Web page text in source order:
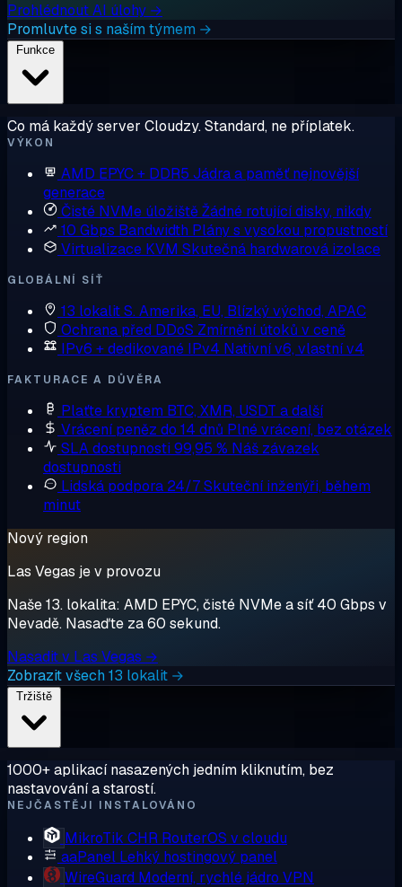
Prohlédnout AI úlohy →
Promluvte si s naším týmem →
Co má každý server Cloudzy. Standard, ne příplatek.
VÝKON
AMD EPYC + DDR5 Jádra a paměť nejnovější
generace
Čisté NVMe úložištěŽádné rotující disky, nikdy
10 Gbps Bandwidth Plány s vysokou propustností
Virtualizace KVM Skutečná hardwarová izolace
GLOBÁLNÍ SÍŤ
13 lokalitS. Amerika, EU, Blízký východ, APAC
Ochrana před DDoS Zmírnění útoků v ceně
IPv6 + dedikované IPv4 Nativní v6, vlastní v4
FAKTURACE A DŮVĚRA
Plaťte kryptem BTC, XMR, USDT a další
Vrácení peněz do 14 dnů Plné vrácení, bez otázek
SLA dostupnosti 99,95 % Náš závazek
dostupnosti
Lidská podpora 24/7Skuteční inženýři, během
minut
Nový region
Las Vegas je v provozu
Naše 13. lokalita: AMD EPYC, čisté NVMe a síť 40 Gbps v
Nevadě. Nasaďte za 60 sekund.
Nasadit v Las Vegas →
Zobrazit všech 13 lokalit →
1000+ aplikací nasazených jedním kliknutím, bez
nastavování a starostí.
NEJČASTĚJI INSTALOVÁNO
MikroTik CHR RouterOS v cloudu
aaPanel Lehký hostingový panel
WireGuard Moderní, rychlé jádro VPN